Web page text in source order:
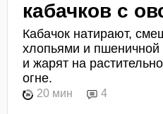
кабачков с
Кабачок натирают,
хлопьями и
и жарят на
огне.
20 мин 4